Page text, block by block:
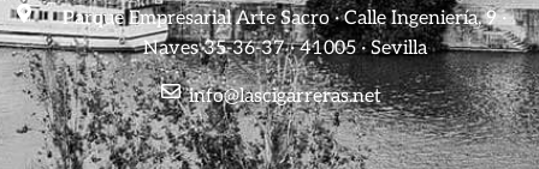
Parque Empresarial Arte Sacro · Calle Ingeniería, 9 ·
Naves 35-36-37 · 41005 · Sevilla
info@lascigarreras.net